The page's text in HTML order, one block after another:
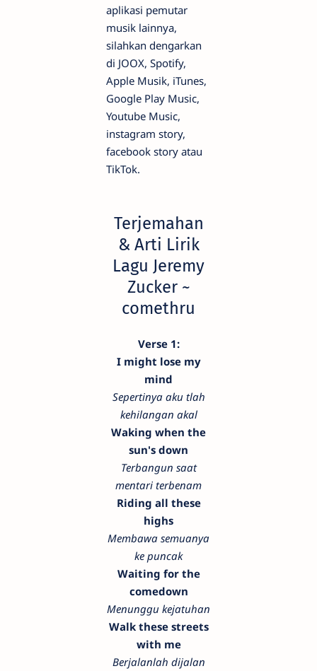
aplikasi pemutar
musik lainnya,
silahkan dengarkan
di JOOX, Spotify,
Apple Musik, iTunes,
Google Play Music,
Youtube Music,
instagram story,
facebook story atau
TikTok.
Terjemahan
& Arti Lirik
Lagu Jeremy
Zucker ~
comethru
Verse 1:
I might lose my
mind
Sepertinya aku tlah
kehilangan akal
Waking when the
sun's down
Terbangun saat
mentari terbenam
Riding all these
highs
Membawa semuanya
ke puncak
Waiting for the
comedown
Menunggu kejatuhan
Walk these streets
with me
Berjalanlah dijalan